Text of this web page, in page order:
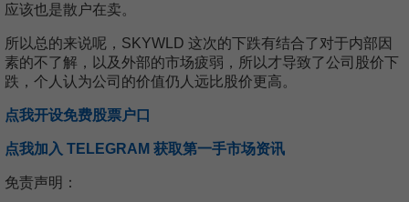
应该也是散户在卖。
所以总的来说呢，SKYWLD 这次的下跌有结合了对于内部因
素的不了解，以及外部的市场疲弱，所以才导致了公司股价下
跌，个人认为公司的价值仍人远比股价更高。
点我开设免费股票户口
点我加入 TELEGRAM 获取第一手市场资讯
免责声明：